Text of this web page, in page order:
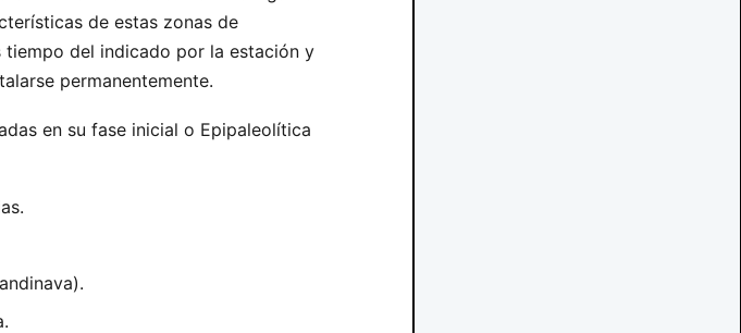
de estas zonas de
del indicado por la estación y
permanentemente.
en su fase inicial o Epipaleolítica